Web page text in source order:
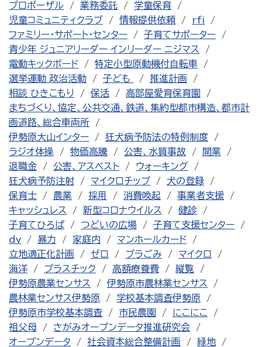
プロポーザル
業務委託
学童保育
児童コミュニティクラブ
情報提供依頼
rfi
ファミリー・サポート・センター
子育てサポーター
青少年 ジュニアリーダー インリーダー ニジマス
電動キックボード
特定小型原動機付自転車
選挙運動 政治活動
子ども
推進計画
相談 ひきこもり
保活
高部屋愛育保育園
まちづくり、協定、公共交通、鉄道、集約型都市構造、都市計
画道路、総合車両所
伊勢原大山インター
狂犬病予防法の特例制度
ラジオ体操
物価高騰 公害、水質事故
開業
退職金
公害、アスベスト
ウォーキング
狂犬病予防注射
マイクロチップ
犬の登録
保育士
農業 採用 消費喚起
事業者支援
キャッシュレス
新型コロナウイルス
健診
子育てひろば
つどいの広場
子育て支援センター
dv
暴力 家庭内
マンホールカード
立地適正化計画
ゼロ プラごみ
マイクロ
海洋
プラスチック 高額療養費
縦覧
伊勢原農業センサス
伊勢原市農林業センサス
農林業センサス伊勢原
学校基本調査伊勢原
伊勢原市学校基本調査
市民農園
にこにこ
祖父母
さがみオープンデータ推進研究会
オープンデータ
社会資本総合整備計画
緑地